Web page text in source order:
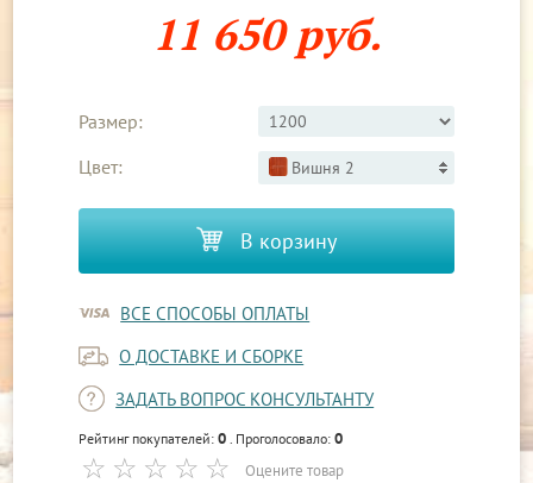
11 650 руб.
Размер:
Цвет:
Вишня 2
В корзину
ВСЕ СПОСОБЫ ОПЛАТЫ
О ДОСТАВКЕ И СБОРКЕ
ЗАДАТЬ ВОПРОС КОНСУЛЬТАНТУ
Рейтинг покупателей:0 . Проголосовало:0
Оцените товар